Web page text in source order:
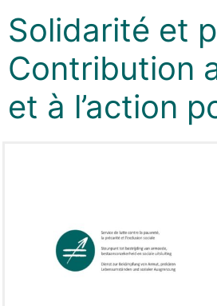
Solidarité et
Contribution
et à l’action